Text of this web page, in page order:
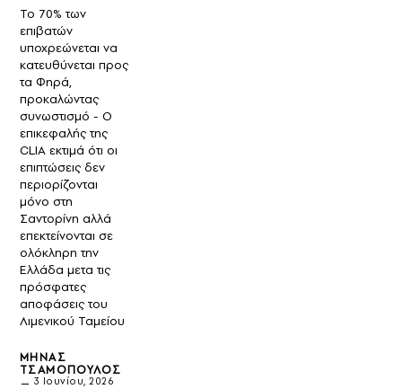
Το 70% των
επιβατών
υποχρεώνεται να
κατευθύνεται προς
τα Φηρά,
προκαλώντας
συνωστισμό - Ο
επικεφαλής της
CLIA εκτιμά ότι οι
επιπτώσεις δεν
περιορίζονται
μόνο στη
Σαντορίνη αλλά
επεκτείνονται σε
ολόκληρη την
Ελλάδα μετα τις
πρόσφατες
αποφάσεις του
Λιμενικού Ταμείου
ΜΗΝΆΣ
ΤΣΑΜΌΠΟΥΛΟΣ
3 Ιουνίου, 2026